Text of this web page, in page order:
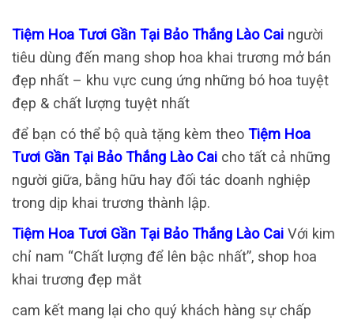
Tiệm Hoa Tươi Gần Tại Bảo Thắng Lào Cai người
tiêu dùng đến mang shop hoa khai trương mở bán
đẹp nhất – khu vực cung ứng những bó hoa tuyệt
đẹp & chất lượng tuyệt nhất
để bạn có thể bộ quà tặng kèm theo Tiệm Hoa
Tươi Gần Tại Bảo Thắng Lào Cai cho tất cả những
người giữa, bằng hữu hay đối tác doanh nghiệp
trong dịp khai trương thành lập.
Tiệm Hoa Tươi Gần Tại Bảo Thắng Lào Cai Với kim
chỉ nam “Chất lượng để lên bậc nhất”, shop hoa
khai trương đẹp mắt
cam kết mang lại cho quý khách hàng sự chấp